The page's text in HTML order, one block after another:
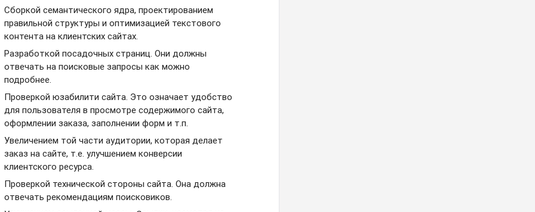
Сборкой семантического ядра, проектированием
правильной структуры и оптимизацией текстового
контента на клиентских сайтах.
Разработкой посадочных страниц. Они должны
отвечать на поисковые запросы как можно
подробнее.
Проверкой юзабилити сайта. Это означает удобство
для пользователя в просмотре содержимого сайта,
оформлении заказа, заполнении форм и т.п.
Увеличением той части аудитории, которая делает
заказ на сайте, т.е. улучшением конверсии
клиентского ресурса.
Проверкой технической стороны сайта. Она должна
отвечать рекомендациям поисковиков.